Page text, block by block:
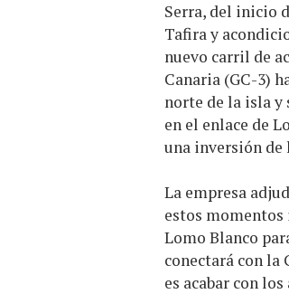
Serra, del inicio
Tafira y
nuevo carril de
Canaria (GC-3)
norte de la isla
en el enlace de
una inversión de
La empresa
estos
Lomo Blanco
conectará con la
es acabar con